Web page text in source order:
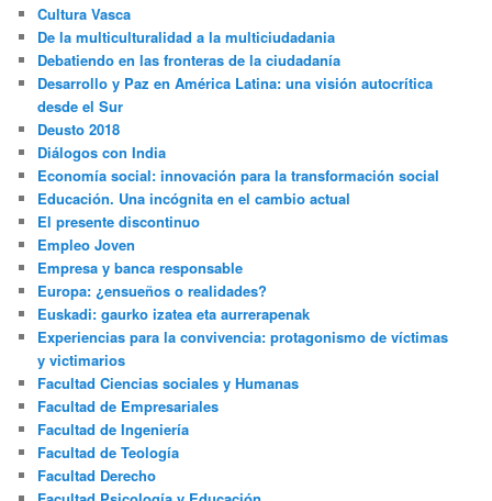
Cultura Vasca
De la multiculturalidad a la multiciudadania
Debatiendo en las fronteras de la ciudadanía
Desarrollo y Paz en América Latina: una visión autocrítica
desde el Sur
Deusto 2018
Diálogos con India
Economía social: innovación para la transformación social
Educación. Una incógnita en el cambio actual
El presente discontinuo
Empleo Joven
Empresa y banca responsable
Europa: ¿ensueños o realidades?
Euskadi: gaurko izatea eta aurrerapenak
Experiencias para la convivencia: protagonismo de víctimas
y victimarios
Facultad Ciencias sociales y Humanas
Facultad de Empresariales
Facultad de Ingeniería
Facultad de Teología
Facultad Derecho